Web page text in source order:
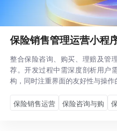
保险销售管理运营小程
整合保险咨询、购买、理赔及管
荐。开发过程中需深度剖析用户
构，同时注重界面的友好性与操
保险销售运营 保险咨询与购